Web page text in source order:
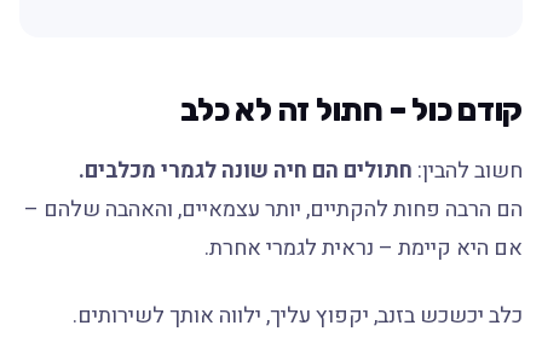
קודם כול – חתול זה לא כלב
חשוב להבין: חתולים הם חיה שונה לגמרי מכלבים.
הם הרבה פחות להקתיים, יותר עצמאיים, והאהבה שלהם –
אם היא קיימת – נראית לגמרי אחרת.
כלב יכשכש בזנב, יקפוץ עליך, ילווה אותך לשירותים.